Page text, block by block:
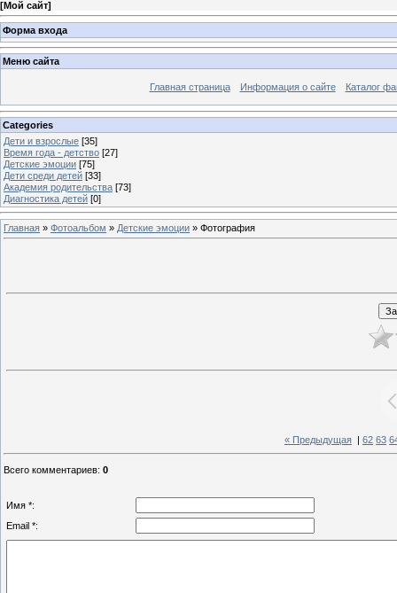
[Мой сайт]
Форма входа
Меню сайта
Главная страница Информация о сайте Каталог
Categories
Дети и взрослые [35]
Время года - детство [27]
Детские эмоции [75]
Дети среди детей [33]
Академия родительства [73]
Диагностика детей [0]
Главная » Фотоальбом » Детские эмоции » Фотография
« Предыдущая 62 63
Всего комментариев: 0
Имя *:
Email *: